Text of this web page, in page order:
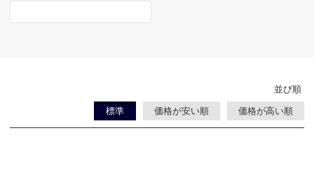
並び順
標準 価格が安い順 価格が高い順